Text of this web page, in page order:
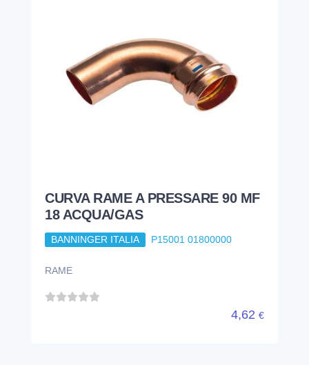
CURVA RAME A PRESSARE 90 MF
18 ACQUA/GAS
BANNINGER ITALIA P15001 01800000
RAME
4,62 €